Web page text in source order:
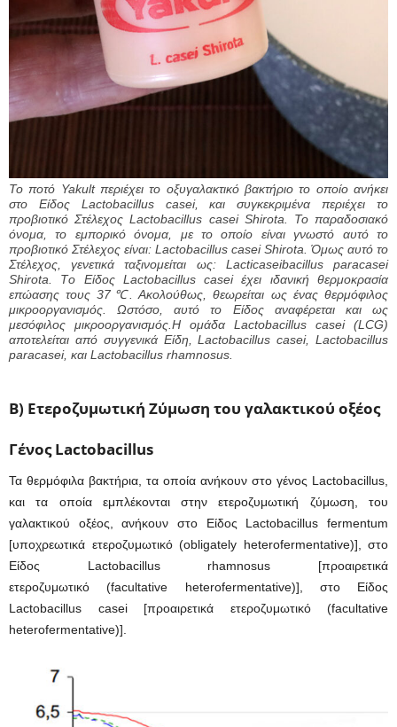
Το ποτό Yakult περιέχει το οξυγαλακτικό βακτήριο το οποίο ανήκει
στο Είδος Lactobacillus casei, και συγκεκριμένα περιέχει το
προβιοτικό Στέλεχος Lactobacillus casei Shirota. Το παραδοσιακό
όνομα, το εμπορικό όνομα, με το οποίο είναι γνωστό αυτό το
προβιοτικό Στέλεχος είναι: Lactobacillus casei Shirota. Όμως αυτό το
Στέλεχος, γενετικά ταξινομείται ως: Lacticaseibacillus paracasei
Shirota. Tο Είδος Lactobacillus casei έχει ιδανική θερμοκρασία
επώασης τους 37℃. Ακολούθως, θεωρείται ως ένας θερμόφιλος
μικροοργανισμός. Ωστόσο, αυτό το Είδος αναφέρεται και ως
μεσόφιλος μικροοργανισμός.Η ομάδα Lactobacillus casei (LCG)
αποτελείται από συγγενικά Είδη, Lactobacillus casei, Lactobacillus
paracasei, και Lactobacillus rhamnosus.
Β) Ετεροζυμωτική Ζύμωση του γαλακτικού οξέος
Γένος Lactobacillus
Τα θερμόφιλα βακτήρια, τα οποία ανήκουν στο γένος Lactobacillus,
και τα οποία εμπλέκονται στην ετεροζυμωτική ζύμωση, του
γαλακτικού οξέος, ανήκουν στο Είδος Lactobacillus fermentum
[υποχρεωτικά ετεροζυμωτικό (obligately heterofermentative)], στο
Είδος Lactobacillus rhamnosus [προαιρετικά
ετεροζυμωτικό (facultative heterofermentative)], στο Είδος
Lactobacillus casei [προαιρετικά ετεροζυμωτικό (facultative
heterofermentative)].